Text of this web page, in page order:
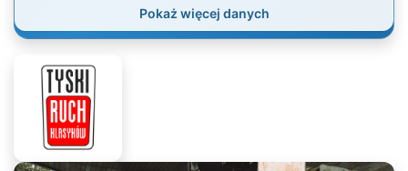
Pokaż więcej danych